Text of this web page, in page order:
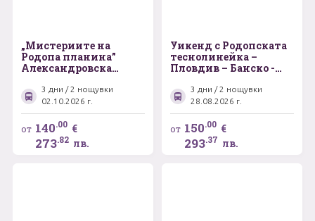
„Мистериите на
Родопа планина”
Александровска
– Кърджали –
археологическият
средновековен
комплекс Перперикон
3 дни / 2 нощувки
02.10.2026 г.
от 140.00 €
273.82 лв.
Уикенд с Родопската
теснолинейка –
Пловдив – Банско -
3 дни / 2 нощувки
28.08.2026 г.
от 150.00 €
293.37 лв.